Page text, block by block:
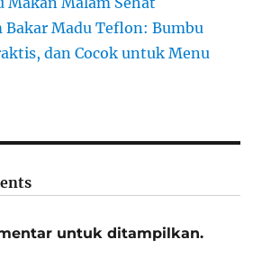
Bakar Madu Teflon: Bumbu
dan Cocok untuk Menu
untuk ditampilkan.